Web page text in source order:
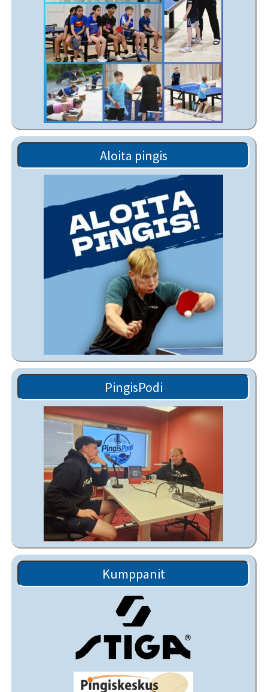
Aloita pingis
PingisPodi
Kumppanit